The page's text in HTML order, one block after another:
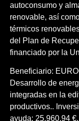
autoconsumo y
renovable, así
térmicos
del Plan de
financiado por la
Beneficiario:
Desarrollo de
integradas en la
productivos..
ayuda: 25.960,94